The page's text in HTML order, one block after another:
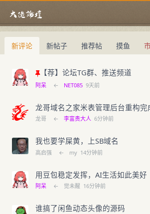
新评论 新帖子 推荐帖 摸鱼
中国
大佬论坛专注
中国域名论坛
【荐】论坛TG群、推送频道
阿呆 ← NET085 9天前
龙哥域名之家米表管理后台重构完
龙哥 ← 李富贵大人 6分钟前
我也要学屎黄，上SB域名
高启强 ← my 14分钟前
用豆包稳定发挥，AI生活如此美好
阿呆 ← 觉未醒 16分钟前
谁搞了闲鱼动态头像的源码